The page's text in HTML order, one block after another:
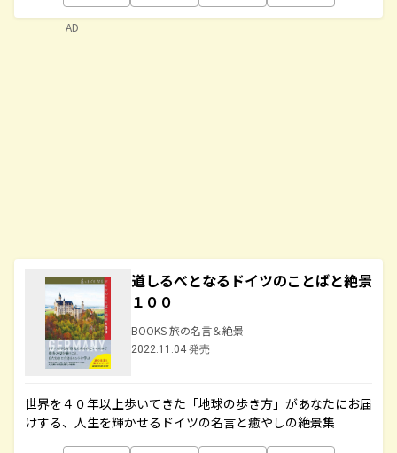
道しるべとなるドイツのことばと絶景
１００
BOOKS 旅の名言＆絶景
2022.11.04 発売
世界を４０年以上歩いてきた「地球の歩き方」があなたにお届
けする、人生を輝かせるドイツの名言と癒やしの絶景集
AD